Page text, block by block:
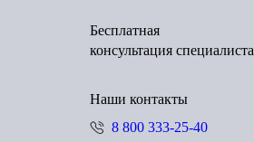
Бесплатная
консультация специалиста
Наши контакты
8 800 333-25-40